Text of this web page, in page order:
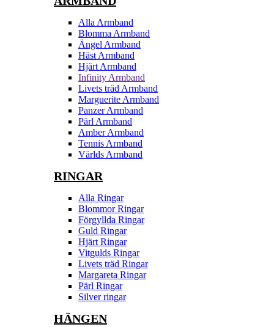
Alla Armband
Blomma Armband
Ängel Armband
Häst Armband
Hjärt Armband
Infinity Armband
Livets träd Armband
Marguerite Armband
Panzer Armband
Pärl Armband
Amber Armband
Tennis Armband
Världs Armband
RINGAR
Alla Ringar
Blommor Ringar
Förgyllda Ringar
Guld Ringar
Hjärt Ringar
Vitgulds Ringar
Livets träd Ringar
Margareta Ringar
Pärl Ringar
Silver ringar
HÄNGEN